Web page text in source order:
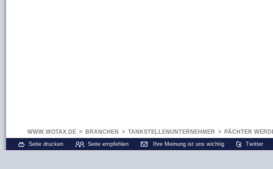
WWW.WOTAX.DE > BRANCHEN > TANKSTELLENUNTERNEHMER >
PÄCHTER
Seite drucken
Seite empfehlen Ihre Meinung ist uns wichtig Twitter